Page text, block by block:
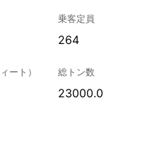
乗客定員
264
ート） 総トン数
23000.0